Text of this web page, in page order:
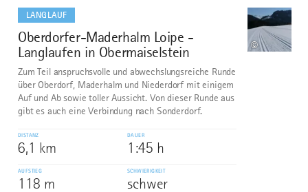
LANGLAUF
3
Oberdorfer-Maderhalm Loipe -
Langlaufen in Obermaiselstein
©
Zum Teil anspruchsvolle und abwechslungsreiche Runde
über Oberdorf, Maderhalm und Niederdorf mit einigem
Auf und Ab sowie toller Aussicht. Von dieser Runde aus
gibt es auch eine Verbindung nach Sonderdorf.
DISTANZ
6,1 km
DAUER
1:45 h
AUFSTIEG
118 m
SCHWIERIGKEIT
schwer
dazu